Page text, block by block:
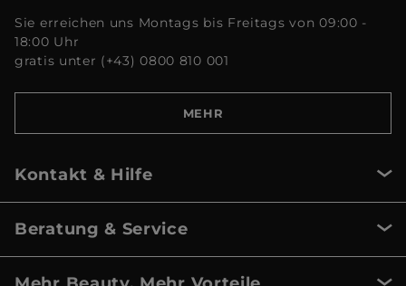
Sie erreichen uns Montags bis Freitags von 09:00 -
18:00 Uhr
gratis unter (+43) 0800 810 001
MEHR
Kontakt & Hilfe
Beratung & Service